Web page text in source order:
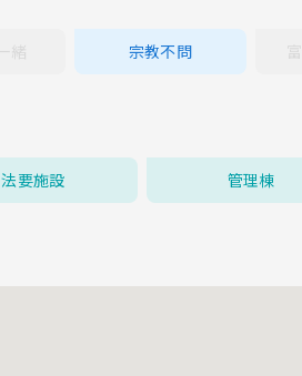
宗教不問
法要施設 管理棟